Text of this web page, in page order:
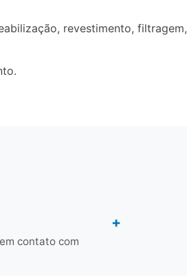
revestimento, filtragem,
contato com